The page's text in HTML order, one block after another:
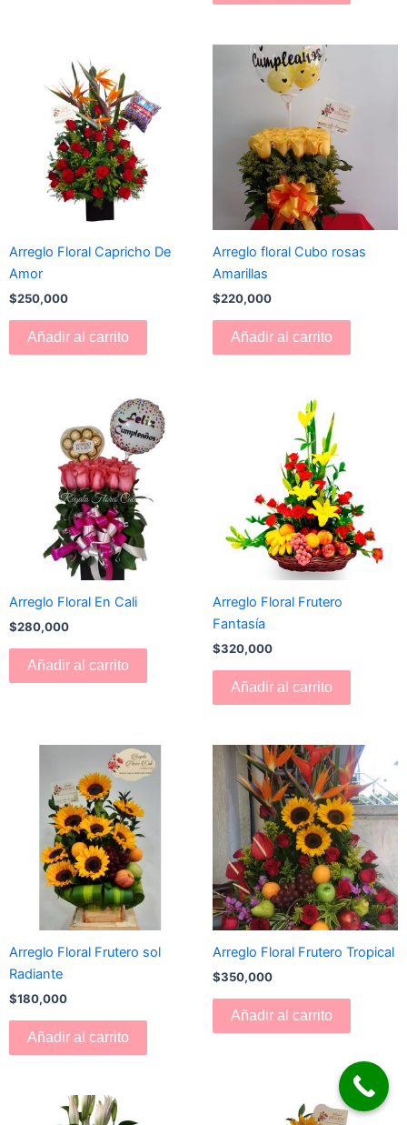
Arreglo Floral Capricho De
Amor
$250,000
Añadir al carrito
Arreglo floral Cubo rosas
Amarillas
$220,000
Añadir al carrito
Arreglo Floral En Cali
$280,000
Añadir al carrito
Arreglo Floral Frutero
Fantasía
$320,000
Añadir al carrito
Arreglo Floral Frutero sol
Radiante
$180,000
Añadir al carrito
Arreglo Floral Frutero Tropical
$350,000
Añadir al carrito